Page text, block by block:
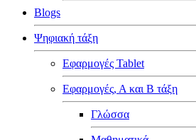
Blogs
Ψηφιακή τάξη
Εφαρμογές Tablet
Εφαρμογές, Α και Β τάξη
Γλώσσα